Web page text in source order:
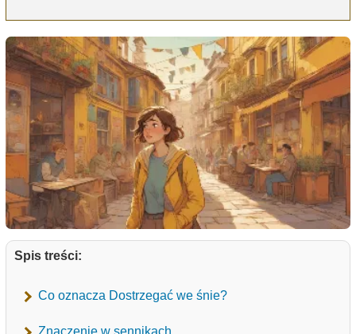
Spis treści:
Co oznacza Dostrzegać we śnie?